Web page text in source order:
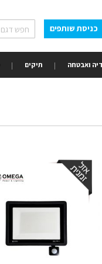
כניסת שותפים
ואבטחה תיקים